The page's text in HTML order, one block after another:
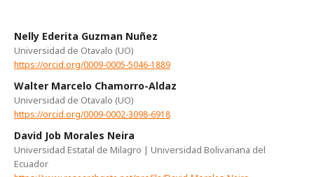
Nelly Ederita Guzman Nuñez
Universidad de Otavalo (UO)
https://orcid.org/0009-0005-5046-1889
Walter Marcelo Chamorro-Aldaz
Universidad de Otavalo (UO)
https://orcid.org/0009-0002-3098-6918
David Job Morales Neira
Universidad Estatal de Milagro | Universidad Bolivariana del
Ecuador